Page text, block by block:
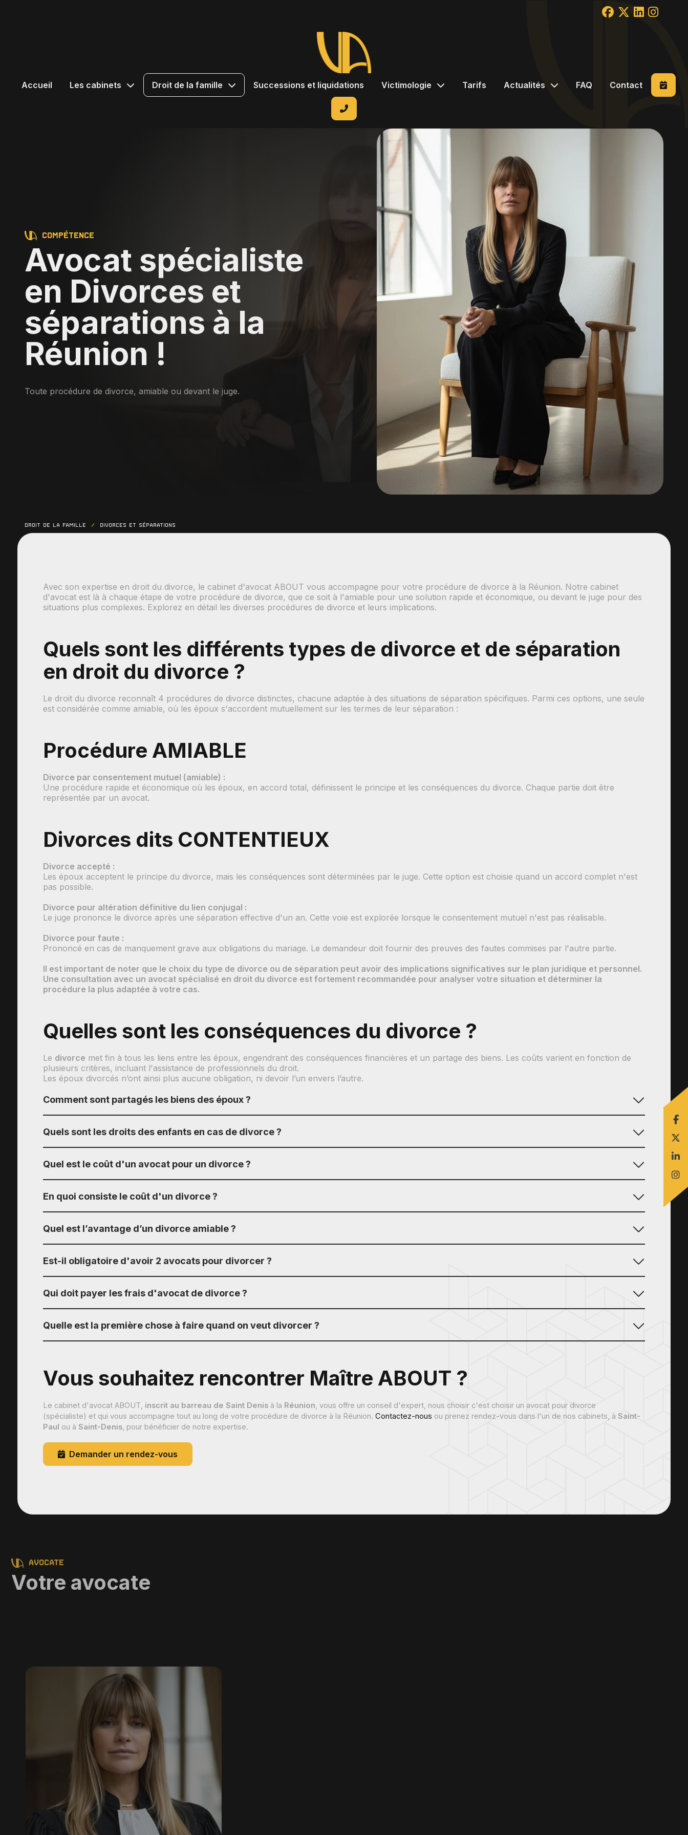
Accueil Les cabinets Droit de la famille Successions et liquidations Victimologie Tarifs Actualités FAQ Contact
Compétence
Avocat spécialiste
en Divorces et
séparations à la
Réunion !
Toute procédure de divorce, amiable ou devant le juge.
Droit de la famille Divorces et séparations
Avec son expertise en droit du divorce, le cabinet d'avocat ABOUT vous accompagne pour votre procédure de divorce à la Réunion. Notre cabinet
d'avocat est là à chaque étape de votre procédure de divorce, que ce soit à l'amiable pour une solution rapide et économique, ou devant le juge pour des
situations plus complexes. Explorez en détail les diverses procédures de divorce et leurs implications.
Quels sont les différents types de divorce et de séparation
en droit du divorce ?
Le droit du divorce reconnaît 4 procédures de divorce distinctes, chacune adaptée à des situations de séparation spécifiques. Parmi ces options, une seule
est considérée comme amiable, où les époux s'accordent mutuellement sur les termes de leur séparation :
Procédure AMIABLE
Divorce par consentement mutuel (amiable) :
Une procédure rapide et économique où les époux, en accord total, définissent le principe et les conséquences du divorce. Chaque partie doit être
représentée par un avocat.
Divorces dits CONTENTIEUX
Divorce accepté :
Les époux acceptent le principe du divorce, mais les conséquences sont déterminées par le juge. Cette option est choisie quand un accord complet n'est
pas possible.
Divorce pour altération définitive du lien conjugal :
Le juge prononce le divorce après une séparation effective d'un an. Cette voie est explorée lorsque le consentement mutuel n'est pas réalisable.
Divorce pour faute :
Prononcé en cas de manquement grave aux obligations du mariage. Le demandeur doit fournir des preuves des fautes commises par l'autre partie.
Il est important de noter que le choix du type de divorce ou de séparation peut avoir des implications significatives sur le plan juridique et personnel.
Une consultation avec un avocat spécialisé en droit du divorce est fortement recommandée pour analyser votre situation et déterminer la
procédure la plus adaptée à votre cas.
Quelles sont les conséquences du divorce ?
Le divorce met fin à tous les liens entre les époux, engendrant des conséquences financières et un partage des biens. Les coûts varient en fonction de
plusieurs critères, incluant l'assistance de professionnels du droit.
Les époux divorcés n’ont ainsi plus aucune obligation, ni devoir l’un envers l’autre.
Comment sont partagés les biens des époux ?
Quels sont les droits des enfants en cas de divorce ?
Quel est le coût d'un avocat pour un divorce ?
En quoi consiste le coût d'un divorce ?
Quel est l’avantage d’un divorce amiable ?
Est-il obligatoire d'avoir 2 avocats pour divorcer ?
Qui doit payer les frais d'avocat de divorce ?
Quelle est la première chose à faire quand on veut divorcer ?
Vous souhaitez rencontrer Maître ABOUT ?
Le cabinet d'avocat ABOUT, inscrit au barreau de Saint Denisà la Réunion, vous offre un conseil d'expert, nous choisir c'est choisir un avocat pour divorce
(spécialiste) et qui vous accompagne tout au long de votre procédure de divorce à la Réunion. Contactez-nous ou prenez rendez-vous dans l'un de nos cabinets, à Saint-
Paul ou à Saint-Denis, pour bénéficier de notre expertise.
Demander un rendez-vous
Avocate
Votre avocate